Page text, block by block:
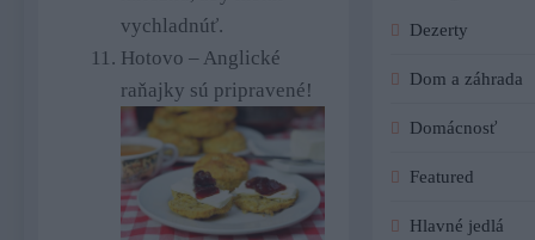
vychladnúť.
Hotovo – Anglické
raňajky sú pripravené!
Dezerty
Dom a záhrada
Domácnosť
Featured
Hlavné jedlá